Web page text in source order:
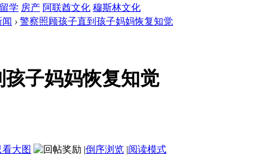
留学 房产 阿联酋文化 穆斯林文化
› 警察照顾孩子直到孩子妈妈恢复知觉
子妈妈恢复知觉
看大图 |倒序浏览 |阅读模式